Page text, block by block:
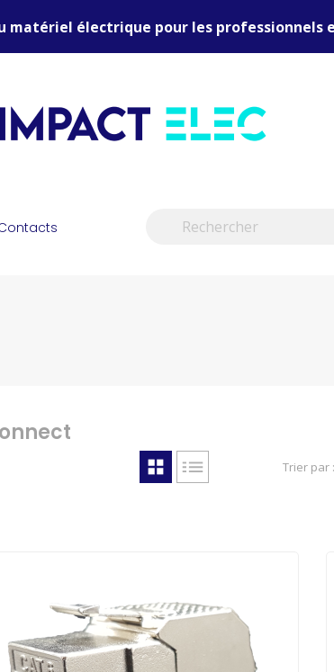
matériel électrique pour les professionnels
Trier par :